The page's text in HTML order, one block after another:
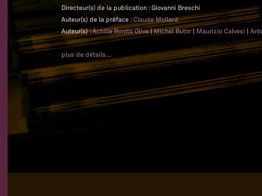
Directeur(s) de la publication : Giovanni Breschi
Auteur(s) de la préface :Claude Mollard
Auteur(s) :Achille Bonito Oliva|Michel Butor|Maurizio Calvesi |
plus de détails...